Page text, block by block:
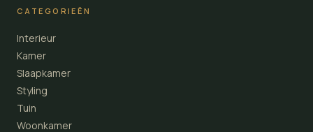
CATEGORIEËN
Interieur
Kamer
Slaapkamer
Styling
Tuin
Woonkamer